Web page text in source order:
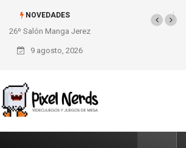
NOVEDADES
Manga Jerez SNES Pixel Book para
los amantes de lo retro
9 agosto, 2026